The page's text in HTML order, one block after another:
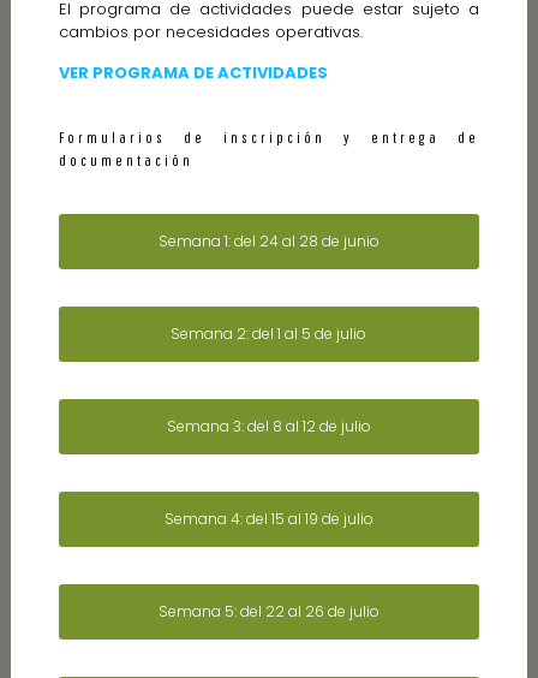
El programa de actividades puede estar sujeto a
cambios por necesidades operativas.
VER PROGRAMA DE ACTIVIDADES
Formularios de inscripción y entrega de
documentación
Semana 1: del 24 al 28 de junio
Semana 2: del 1 al 5 de julio
Semana 3: del 8 al 12 de julio
Semana 4: del 15 al 19 de julio
Semana 5: del 22 al 26 de julio